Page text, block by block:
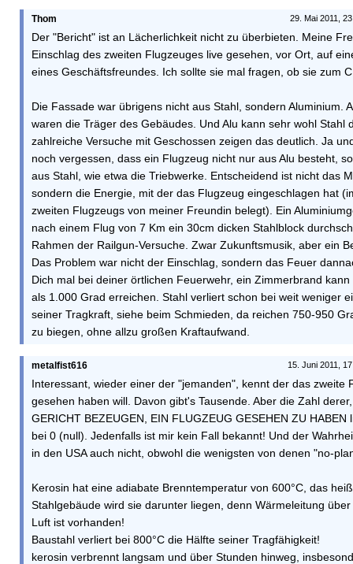
29. Mai 2011,
Thom
Der "Bericht" ist an Lächerlichkeit nicht zu überbieten. Meine
Einschlag des zweiten Flugzeuges live gesehen, vor Ort, auf
eines Geschäftsfreundes. Ich sollte sie mal fragen, ob sie zum
Die Fassade war übrigens nicht aus Stahl, sondern Aluminium.
waren die Träger des Gebäudes. Und Alu kann sehr wohl Stahl
zahlreiche Versuche mit Geschossen zeigen das deutlich. Ja
noch vergessen, dass ein Flugzeug nicht nur aus Alu besteht,
aus Stahl, wie etwa die Triebwerke. Entscheidend ist nicht das
sondern die Energie, mit der das Flugzeug eingeschlagen hat
zweiten Flugzeugs von meiner Freundin belegt). Ein
nach einem Flug von 7 Km ein 30cm dicken Stahlblock
Rahmen der Railgun-Versuche. Zwar Zukunftsmusik, aber ein
Das Problem war nicht der Einschlag, sondern das Feuer
Dich mal bei deiner örtlichen Feuerwehr, ein Zimmerbrand
als 1.000 Grad erreichen. Stahl verliert schon bei weit weniger
seiner Tragkraft, siehe beim Schmieden, da reichen 750-950
zu biegen, ohne allzu großen Kraftaufwand.
15. Juni 2011,
metalfist616
Interessant, wieder einer der "jemanden", kennt der das zweite
gesehen haben will. Davon gibt's Tausende. Aber die Zahl
GERICHT BEZEUGEN, EIN FLUGZEUG GESEHEN ZU HABEN
bei 0 (null). Jedenfalls ist mir kein Fall bekannt! Und der
in den USA auch nicht, obwohl die wenigsten von denen "no-
Kerosin hat eine adiabate Brenntemperatur von 600°C, das
Stahlgebäude wird sie darunter liegen, denn Wärmeleitung
Luft ist vorhanden!
Baustahl verliert bei 800°C die Hälfte seiner Tragfähigkeit!
kerosin verbrennt langsam und über Stunden hinweg,